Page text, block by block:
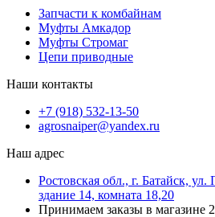
Запчасти к комбайнам
Муфты Амкадор
Муфты Стромаг
Цепи приводные
Наши контакты
+7 (918) 532-13-50
agrosnaiper@yandex.ru
Наш адрес
Ростовская обл., г. Батайск, ул.
здание 14, комната 18,20
Принимаем заказы в магазине